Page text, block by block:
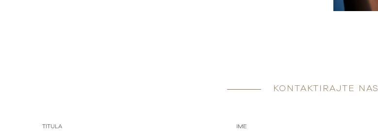
KONTAKTIRAJTE NAS
TITULA IME